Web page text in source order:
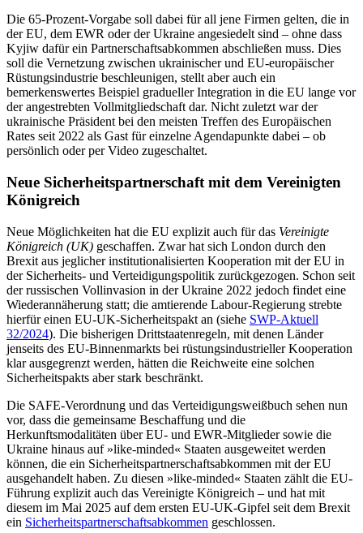
Die 65-Prozent-Vorgabe soll dabei für all jene Firmen gelten, die in
der EU, dem EWR oder der Ukraine angesiedelt sind – ohne dass
Kyjiw dafür ein Partnerschaftsabkommen abschließen muss. Dies
soll die Ver­netzung zwischen ukrainischer und EU-europäischer
Rüstungsindustrie beschleunigen, stellt aber auch ein
bemerkenswertes Beispiel gradueller Integration in die EU lange vor
der angestrebten Vollmitgliedschaft dar. Nicht zuletzt war der
ukrainische Präsident bei den meisten Treffen des Europäischen
Rates seit 2022 als Gast für einzelne Agendapunkte dabei – ob
persön­lich oder per Video zugeschaltet.
Neue Sicherheitspartnerschaft mit dem Vereinigten
Königreich
Neue Möglichkeiten hat die EU explizit auch für das Vereinigte
Königreich (UK) ge­schaffen. Zwar hat sich London durch den
Brexit aus jeglicher institutionalisierten Kooperation mit der EU in
der Sicherheits- und Verteidigungspolitik zurückgezogen. Schon seit
der russischen Vollinvasion in der Ukraine 2022 jedoch findet eine
Wie­derannäherung statt; die amtierende Labour-Regierung strebte
hierfür einen EU-UK-Sicherheitspakt an (siehe SWP-Aktuell
32/2024). Die bisherigen Drittstaatenregeln, mit denen Länder
jenseits des EU-Binnen­markts bei rüstungsindustrieller Koopera­tion
klar ausgegrenzt werden, hätten die Reichweite eine solchen
Sicherheitspakts aber stark beschränkt.
Die SAFE-Verordnung und das Verteidigungsweißbuch sehen nun
vor, dass die gemeinsame Beschaffung und die
Herkunftsmodalitäten über EU- und EWR-Mitglieder sowie die
Ukraine hinaus auf »like-minded« Staaten ausgeweitet werden
können, die ein Sicherheitspartnerschaftsabkommen mit der EU
ausgehandelt haben. Zu diesen »like-minded« Staaten zählt die EU-
Führung explizit auch das Vereinigte Königreich – und hat mit
diesem im Mai 2025 auf dem ersten EU-UK-Gipfel seit dem Brexit
ein Sicherheitspartnerschaftsabkom­men geschlossen.